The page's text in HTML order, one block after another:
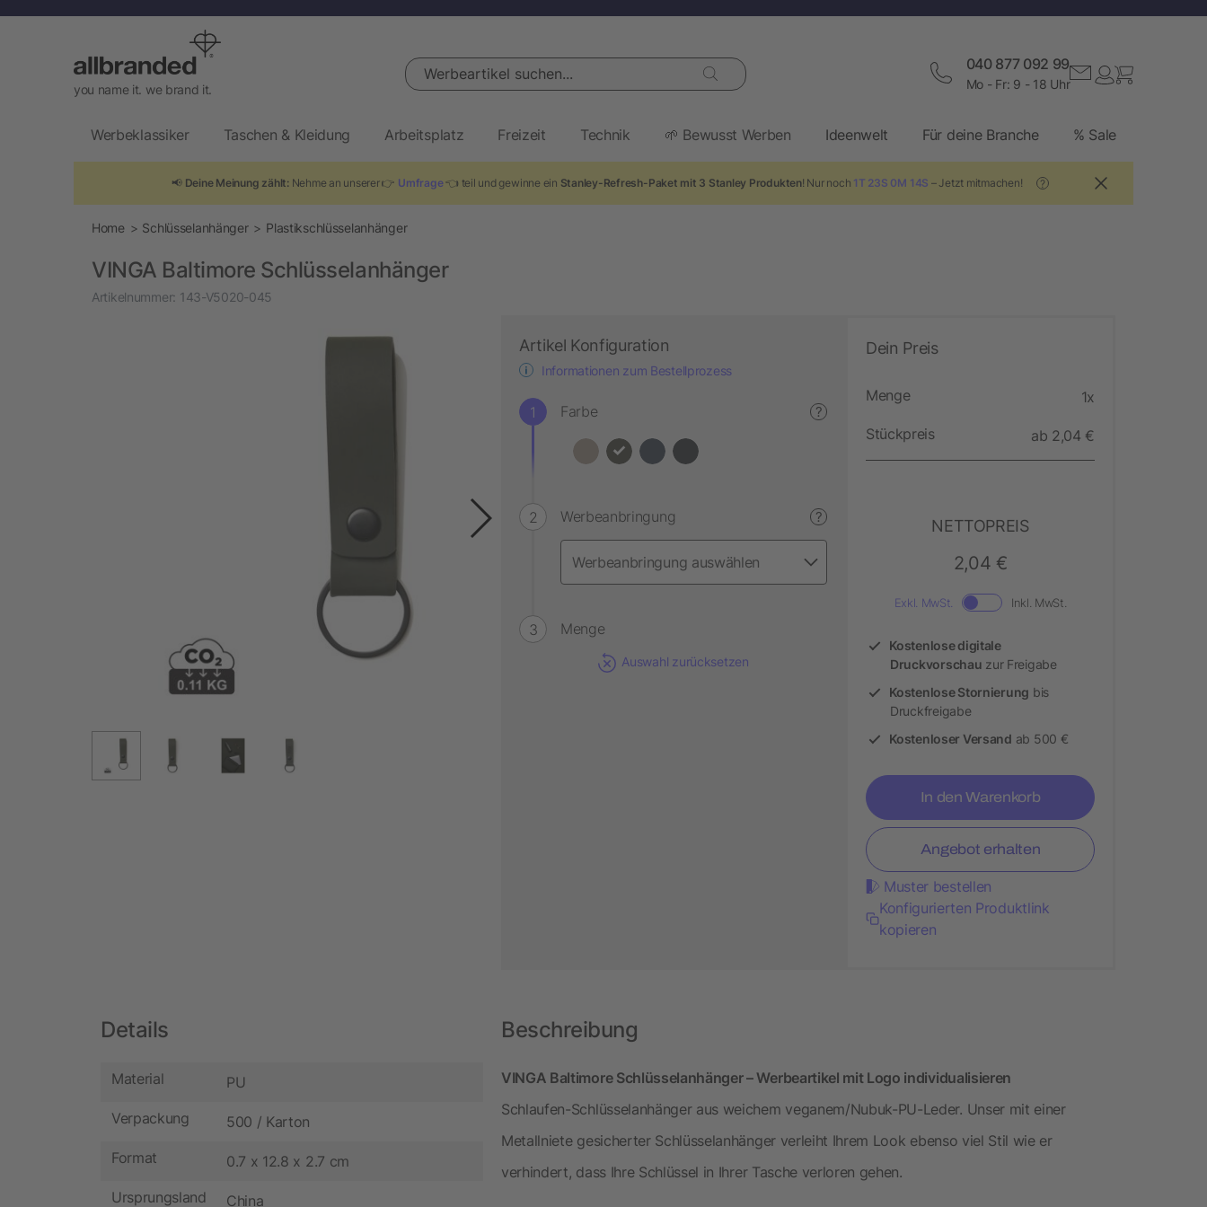
you name it. we brand it.
Werbeartikel suchen... 040 877 092 99
Mo - Fr: 9 - 18 Uhr
Werbeklassiker Taschen & Kleidung Arbeitsplatz Freizeit Technik 🌱 Bewusst Werben Ideenwelt Für deine Branche % Sale
📢 Deine Meinung zählt:Nehme an unserer 👉 Umfrage👈 teil und gewinne ein Stanley-Refresh-Paket mit 3 Stanley Produkten! Nur noch 1T 23S 0M 13S – Jetzt mitmachen! ?
Home Schlüsselanhänger Plastikschlüsselanhänger
VINGA Baltimore Schlüsselanhänger
Artikelnummer: 143-V5020-045
Artikel Konfiguration
Informationen zum Bestellprozess
Farbe ?
Werbeanbringung ?
Menge
Auswahl zurücksetzen
Dein Preis
Menge 1x
Stückpreis ab 2,04 €
NETTOPREIS
2,04 €
Exkl. MwSt. Inkl. MwSt.
Kostenlose digitale
Druckvorschau zur Freigabe
Kostenlose Stornierung bis
Druckfreigabe
Kostenloser Versand ab 500 €
In den Warenkorb
Angebot erhalten
Muster bestellen
Konfigurierten Produktlink
kopieren
Details
Material PU
Verpackung 500 / Karton
Format 0.7 x 12.8 x 2.7 cm
Ursprungsland China
Beschreibung
VINGA Baltimore Schlüsselanhänger – Werbeartikel mit Logo individualisieren
Schlaufen-Schlüsselanhänger aus weichem veganem/Nubuk-PU-Leder. Unser mit einer
Metallniete gesicherter Schlüsselanhänger verleiht Ihrem Look ebenso viel Stil wie er
verhindert, dass Ihre Schlüssel in Ihrer Tasche verloren gehen.